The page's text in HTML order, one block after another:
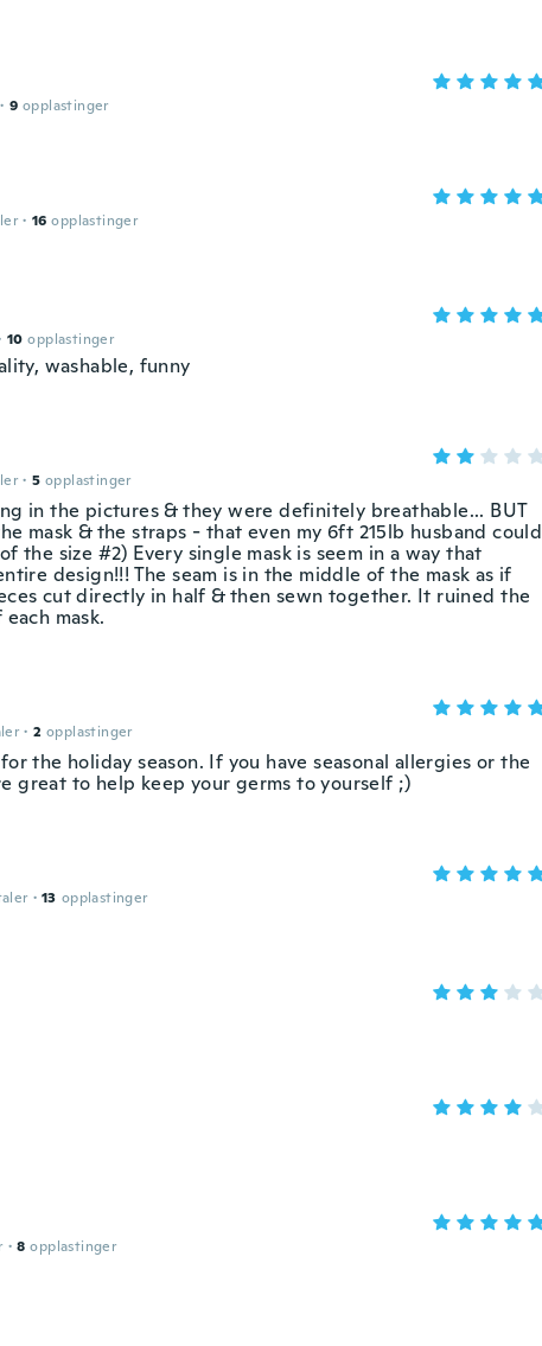
· 9 opplastinger
· 16 opplastinger
10 opplastinger
washable, funny
· 5 opplastinger
in the pictures & they were definitely breathable... BUT
mask & the straps - that even my 6ft 215lb husband could
the size #2) Every single mask is seem in a way that
design!!! The seam is in the middle of the mask as if
cut directly in half & then sewn together. It ruined the
mask.
· 2 opplastinger
the holiday season. If you have seasonal allergies or the
great to help keep your germs to yourself ;)
· 13 opplastinger
· 8 opplastinger